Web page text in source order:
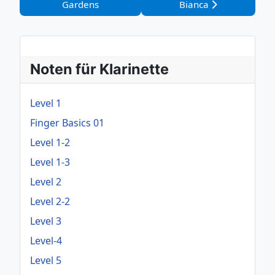
Gardens
Bianca
Noten für Klarinette
Level 1
Finger Basics 01
Level 1-2
Level 1-3
Level 2
Level 2-2
Level 3
Level-4
Level 5